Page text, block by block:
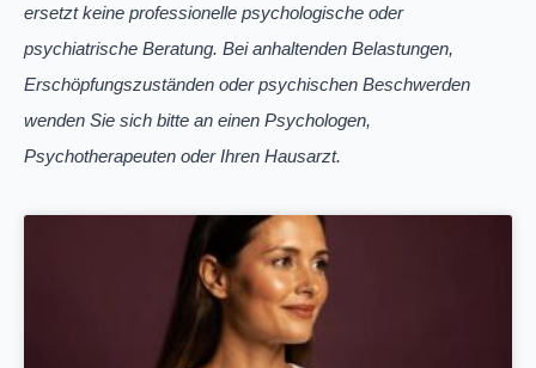
ersetzt keine professionelle psychologische oder
psychiatrische Beratung. Bei anhaltenden Belastungen,
Erschöpfungszuständen oder psychischen Beschwerden
wenden Sie sich bitte an einen Psychologen,
Psychotherapeuten oder Ihren Hausarzt.